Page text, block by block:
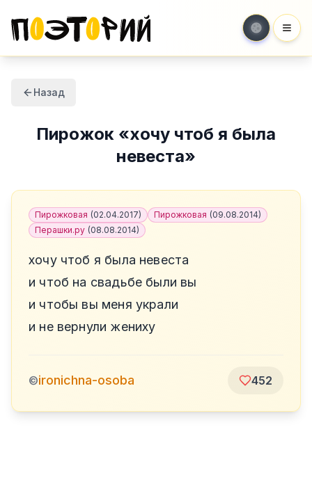
Назад
Пирожок «хочу чтоб я была
невеста»
Пирожковая (02.04.2017) Пирожковая (09.08.2014)
Перашки.ру (08.08.2014)
хочу чтоб я была невеста
и чтоб на свадьбе были вы
и чтобы вы меня украли
и не вернули жениху
©ironichna-osoba 452